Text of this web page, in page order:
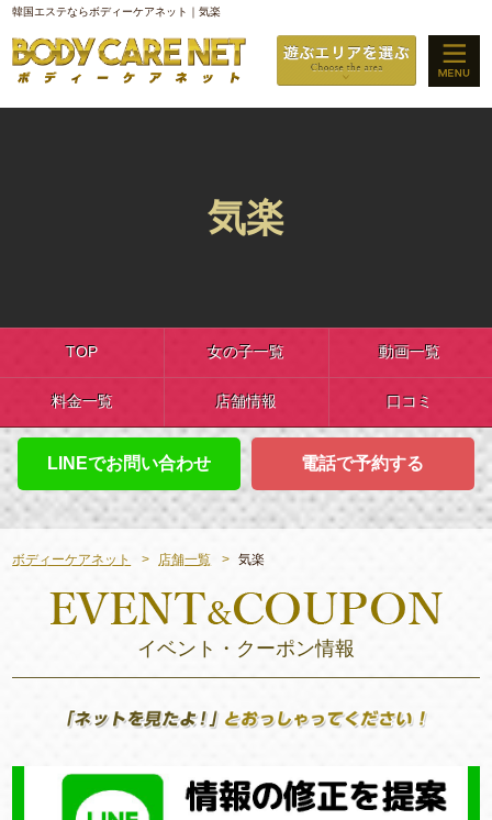
韓国エステならボディーケアネット｜気楽
気楽
TOP 女の子一覧 動画一覧
料金一覧 店舗情報 口コミ
LINEでお問い合わせ 電話で予約する
ボディーケアネット 店舗一覧 気楽
イベント・クーポン情報